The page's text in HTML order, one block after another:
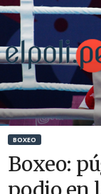
BOXEO
Boxeo: